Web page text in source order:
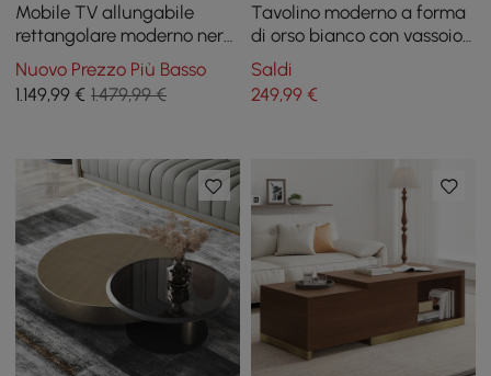
Mobile TV allungabile
rettangolare moderno nero
lucido e tavolino da caffè
quadrato con cassetti
Nuovo Prezzo Più Basso
1.149,99 € 1.479,99 €
Tavolino moderno a forma
di orso bianco con vassoio
a più livelli in resina dorata
Saldi
249,99€